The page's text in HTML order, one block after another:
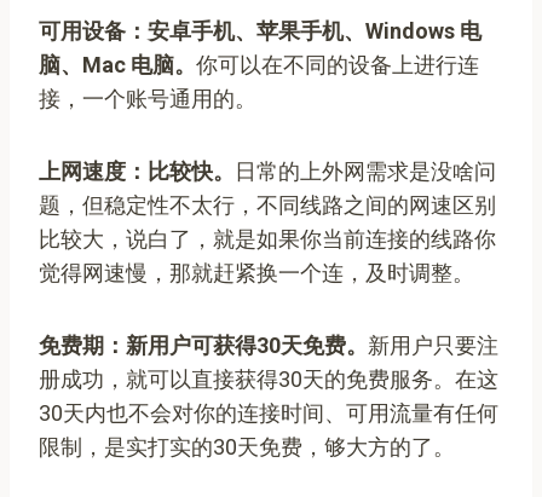
可用设备：安卓手机、苹果手机、Windows 电
脑、Mac 电脑。 你可以在不同的设备上进行连
接，一个账号通用的。
上网速度：比较快。 日常的上外网需求是没啥问
题，但稳定性不太行，不同线路之间的网速区别
比较大，说白了，就是如果你当前连接的线路你
觉得网速慢，那就赶紧换一个连，及时调整。
免费期：新用户可获得30天免费。 新用户只要注
册成功，就可以直接获得30天的免费服务。在这
30天内也不会对你的连接时间、可用流量有任何
限制，是实打实的30天免费，够大方的了。